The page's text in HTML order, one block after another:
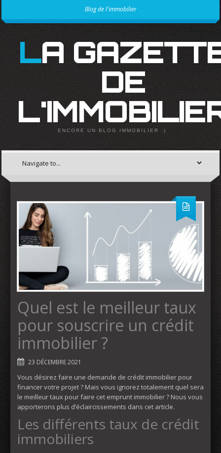
Blog de l'immobilier
LA GAZETTE
DE
ENCORE UN BLOG IMMOBILIER :)
Quel est le meilleur taux
pour souscrire un crédit
immobilier ?
23 DÉCEMBRE 2021
Vous désirez faire une demande de crédit immobilier pour
financer votre projet ? Mais vous ignorez totalement quel sera
le meilleur taux pour faire cet emprunt immobilier ? Nous vous
apporterons plus d’éclaircissements dans cet article.
Les différents taux de crédit
immobiliers